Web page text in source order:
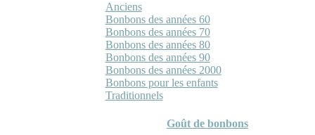
Anciens
Bonbons des années 60
Bonbons des années 70
Bonbons des années 80
Bonbons des années 90
Bonbons des années 2000
Bonbons pour les enfants
Traditionnels
Goût de bonbons